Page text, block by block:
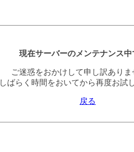
現在サーバーのメンテナンス中
ご迷惑をおかけして申し訳ありま
しばらく時間をおいてから再度お試
戻る